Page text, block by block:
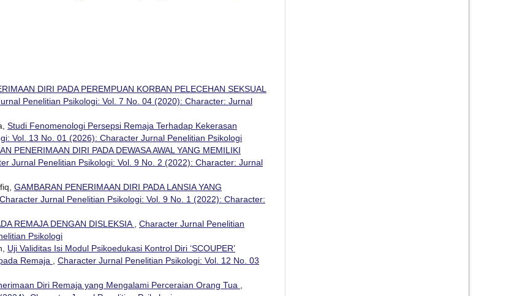
DIRI PADA PEREMPUAN KORBAN PELECEHAN SEKSUAL
Penelitian Psikologi: Vol. 7 No. 04 (2020): Character: Jurnal
Studi Fenomenologi Persepsi Remaja Terhadap Kekerasan
Vol. 13 No. 01 (2026): Character Jurnal Penelitian Psikologi
PENERIMAAN DIRI PADA DEWASA AWAL YANG MEMILIKI
Jurnal Penelitian Psikologi: Vol. 9 No. 2 (2022): Character: Jurnal
GAMBARAN PENERIMAAN DIRI PADA LANSIA YANG
Character Jurnal Penelitian Psikologi: Vol. 9 No. 1 (2022): Character:
REMAJA DENGAN DISLEKSIA
Character Jurnal Penelitian
Psikologi
Uji Validitas Isi Modul Psikoedukasi Kontrol Diri ‘SCOUPER’
Remaja
Character Jurnal Penelitian Psikologi: Vol. 12 No. 03
Diri Remaja yang Mengalami Perceraian Orang Tua